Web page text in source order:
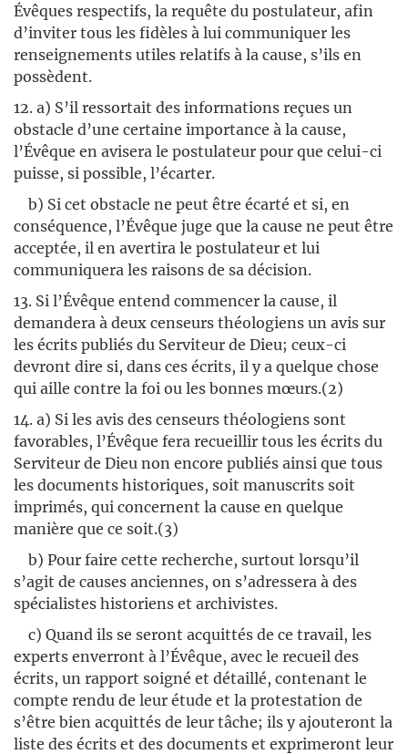
Évêques respectifs, la requête du postulateur, afin
d’inviter tous les fidèles à lui communiquer les
renseignements utiles relatifs à la cause, s’ils en
possèdent.
12. a) S’il ressortait des informations reçues un
obstacle d’une certaine importance à la cause,
l’Évêque en avisera le postulateur pour que celui-ci
puisse, si possible, l’écarter.
b) Si cet obstacle ne peut être écarté et si, en
conséquence, l’Évêque juge que la cause ne peut être
acceptée, il en avertira le postulateur et lui
communiquera les raisons de sa décision.
13. Si l’Évêque entend commencer la cause, il
demandera à deux censeurs théologiens un avis sur
les écrits publiés du Serviteur de Dieu; ceux-ci
devront dire si, dans ces écrits, il y a quelque chose
qui aille contre la foi ou les bonnes mœurs.(2)
14. a) Si les avis des censeurs théologiens sont
favorables, l’Évêque fera recueillir tous les écrits du
Serviteur de Dieu non encore publiés ainsi que tous
les documents historiques, soit manuscrits soit
imprimés, qui concernent la cause en quelque
manière que ce soit.(3)
b) Pour faire cette recherche, surtout lorsqu’il
s’agit de causes anciennes, on s’adressera à des
spécialistes historiens et archivistes.
c) Quand ils se seront acquittés de ce travail, les
experts enverront à l’Évêque, avec le recueil des
écrits, un rapport soigné et détaillé, contenant le
compte rendu de leur étude et la protestation de
s’être bien acquittés de leur tâche; ils y ajouteront la
liste des écrits et des documents et exprimeront leur